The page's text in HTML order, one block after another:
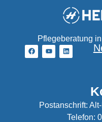
Pflegeberatung
Postanschrift:
Telefon: